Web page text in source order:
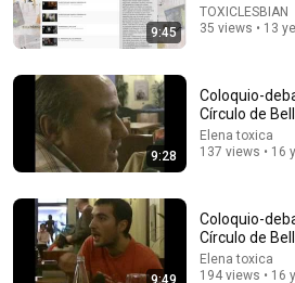
The Bob Newhart Toupee
Martin
Dean Martin • 2.5M views
9:45
TOXICLESBIAN
35 views • 13
9:28
Coloquio-
Círculo de
Elena toxica
137 views • 16
9:49
Coloquio-
Círculo de
Elena toxica
194 views • 16